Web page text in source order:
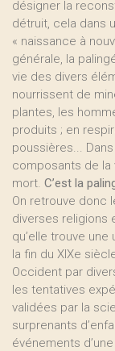
désigner la
détruit, cela dans
« naissance à
générale, la
vie des divers
nourrissent de
plantes, les
produits ; en
poussières...
composants de la
mort. C’est la
On retrouve donc
diverses religions
qu’elle trouve
la fin du XIXe
Occident par
les tentatives
validées par la
surprenants
événements